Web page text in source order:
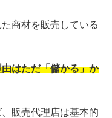
商材を販売している
はただ「儲かる」か
販売代理店は基本的